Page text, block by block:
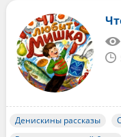
Денискины рассказы